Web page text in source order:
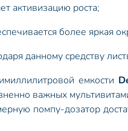
активизацию роста;
более яркая
данному средству
емкости
важных
помпу-дозатор